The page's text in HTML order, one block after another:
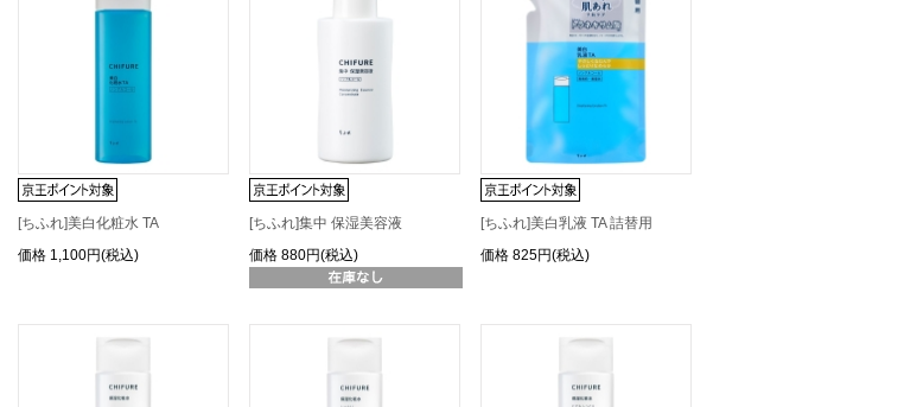
[ちふれ]美白化粧水 TA
価格 1,100円(税込)
[ちふれ]集中 保湿美容液
価格 880円(税込)
[ちふれ]美白乳液 TA 詰替用
価格 825円(税込)